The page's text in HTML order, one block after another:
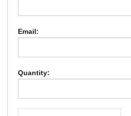
Email:
Quantity: